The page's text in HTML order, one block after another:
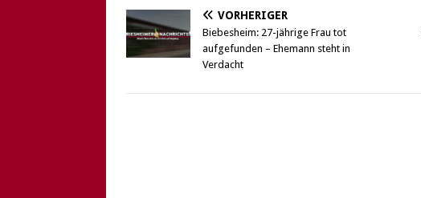
VORHERIGER
Biebesheim: 27-jährige Frau tot
aufgefunden – Ehemann steht in
Verdacht